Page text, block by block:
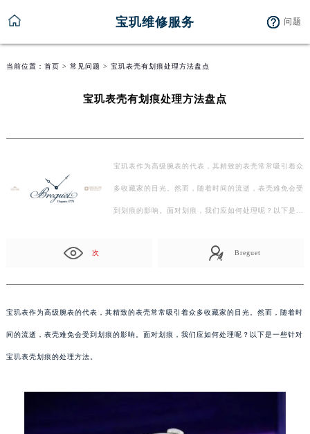
宝玑维修服务 问题
当前位置： 首页 > 常见问题 > 宝玑表壳有划痕处理方法盘点
宝玑表壳有划痕处理方法盘点
宝玑表作为高级腕表的代表，其精致的表壳常常吸引着众
多收藏家的目光。然而，随着时间的流逝，表壳难免会受
到划痕的影响。面对划痕，我们应如何处理呢？以下是一
次 Breguet
宝玑表作为高级腕表的代表，其精致的表壳常常吸引着众多收藏家的目光。然而，随着时
间的流逝，表壳难免会受到划痕的影响。面对划痕，我们应如何处理呢？以下是一些针对
宝玑表壳划痕的处理方法。